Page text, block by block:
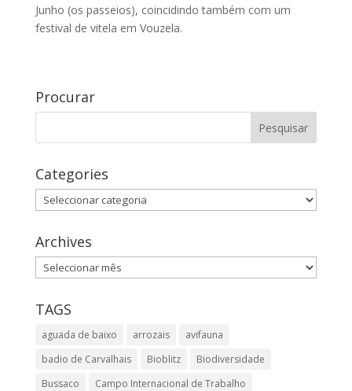
Junho (os passeios), coincidindo também com um
festival de vitela em Vouzela.
Procurar
Categories
Categories
Archives
Archives
TAGS
aguada de baixo arrozais
avifauna
badio de Carvalhais
Bioblitz
Biodiversidade
Bussaco
Campo Internacional de Trabalho